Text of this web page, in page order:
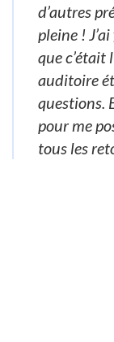
d’autres
pleine !
que c’était
auditoire
questions.
pour me
tous les